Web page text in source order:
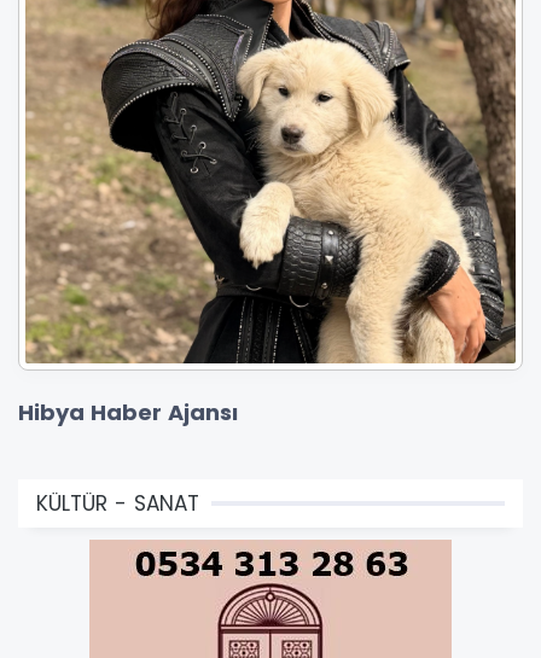
Hibya Haber Ajansı
KÜLTÜR - SANAT